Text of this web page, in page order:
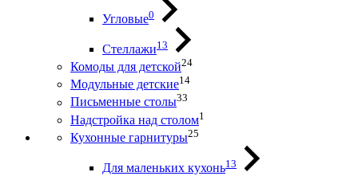
Угловые0
Стеллажи13
Комоды для детской24
Модульные детские14
Письменные столы33
Надстройка над столом1
Кухонные гарнитуры25
Для маленьких кухонь13